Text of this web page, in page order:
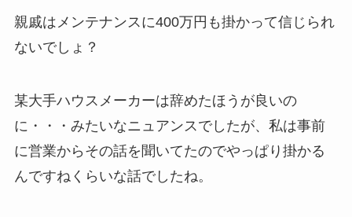
親戚はメンテナンスに400万円も掛かって信じられ
ないでしょ？
某大手ハウスメーカーは辞めたほうが良いの
に・・・みたいなニュアンスでしたが、私は事前
に営業からその話を聞いてたのでやっぱり掛かる
んですねくらいな話でしたね。